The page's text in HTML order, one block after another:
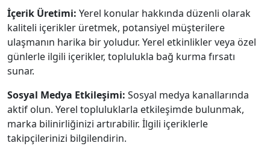
İçerik Üretimi: Yerel konular hakkında düzenli olarak
kaliteli içerikler üretmek, potansiyel müşterilere
ulaşmanın harika bir yoludur. Yerel etkinlikler veya özel
günlerle ilgili içerikler, toplulukla bağ kurma fırsatı
sunar.
Sosyal Medya Etkileşimi: Sosyal medya kanallarında
aktif olun. Yerel topluluklarla etkileşimde bulunmak,
marka bilinirliğinizi artırabilir. İlgili içeriklerle
takipçilerinizi bilgilendirin.